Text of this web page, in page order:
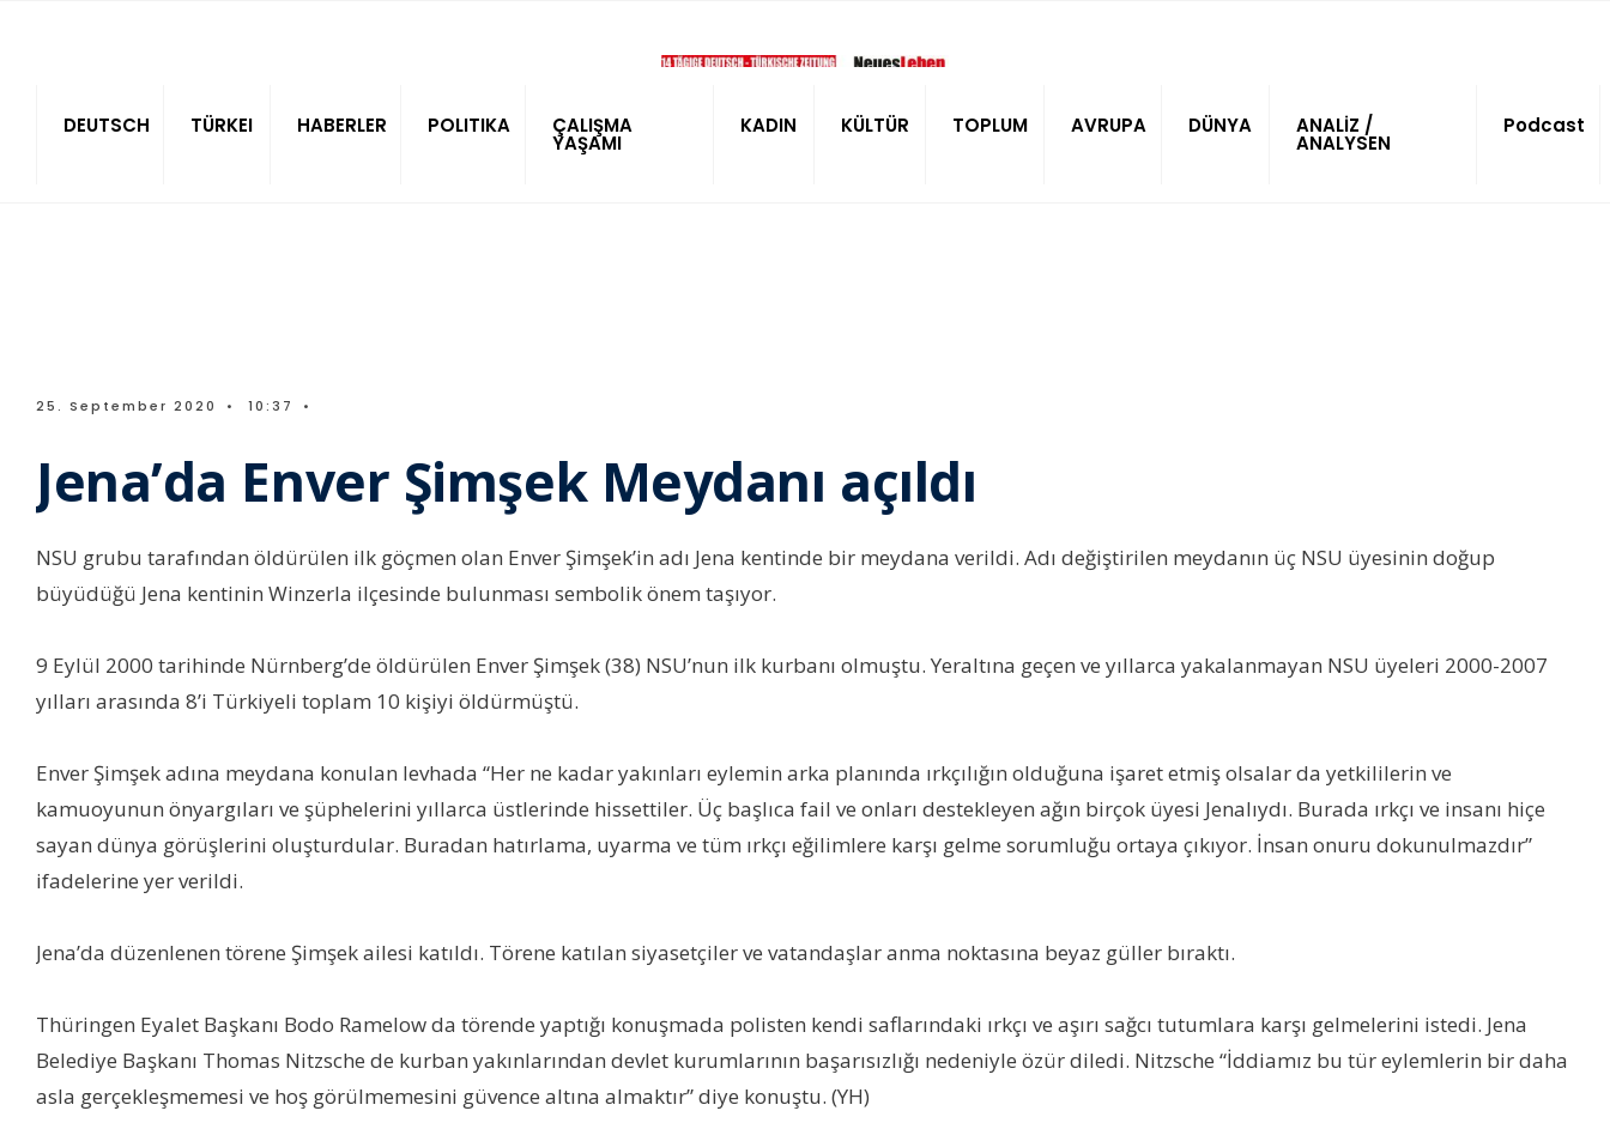
DEUTSCH TÜRKEI HABERLER POLITIKA ÇALIŞMA
YAŞAMI
KADIN KÜLTÜR TOPLUM AVRUPA DÜNYA ANALİZ /
ANALYSEN
Podcast
25. September 2020 • 10:37 •
Jena’da Enver Şimşek Meydanı açıldı
NSU grubu tarafından öldürülen ilk göçmen olan Enver Şimşek’in adı Jena kentinde bir meydana verildi. Adı değiştirilen meydanın üç NSU üyesinin doğup
büyüdüğü Jena kentinin Winzerla ilçesinde bulunması sembolik önem taşıyor.
9 Eylül 2000 tarihinde Nürnberg’de öldürülen Enver Şimşek (38) NSU’nun ilk kurbanı olmuştu. Yeraltına geçen ve yıllarca yakalanmayan NSU üyeleri 2000-2007
yılları arasında 8’i Türkiyeli toplam 10 kişiyi öldürmüştü.
Enver Şimşek adına meydana konulan levhada “Her ne kadar yakınları eylemin arka planında ırkçılığın olduğuna işaret etmiş olsalar da yetkililerin ve
kamuoyunun önyargıları ve şüphelerini yıllarca üstlerinde hissettiler. Üç başlıca fail ve onları destekleyen ağın birçok üyesi Jenalıydı. Burada ırkçı ve insanı hiçe
sayan dünya görüşlerini oluşturdular. Buradan hatırlama, uyarma ve tüm ırkçı eğilimlere karşı gelme sorumluğu ortaya çıkıyor. İnsan onuru dokunulmazdır”
ifadelerine yer verildi.
Jena’da düzenlenen törene Şimşek ailesi katıldı. Törene katılan siyasetçiler ve vatandaşlar anma noktasına beyaz güller bıraktı.
Thüringen Eyalet Başkanı Bodo Ramelow da törende yaptığı konuşmada polisten kendi saflarındaki ırkçı ve aşırı sağcı tutumlara karşı gelmelerini istedi. Jena
Belediye Başkanı Thomas Nitzsche de kurban yakınlarından devlet kurumlarının başarısızlığı nedeniyle özür diledi. Nitzsche “İddiamız bu tür eylemlerin bir daha
asla gerçekleşmemesi ve hoş görülmemesini güvence altına almaktır” diye konuştu. (YH)